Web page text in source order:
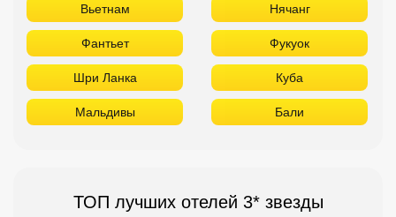
Вьетнам Нячанг
Фантьет Фукуок
Шри Ланка Куба
Мальдивы Бали
ТОП лучших отелей 3* звезды